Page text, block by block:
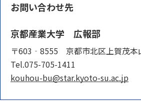
お問い合わせ先
京都産業大学 広報部
〒603‐8555 京都市北区上賀茂本
Tel.075-705-1411
kouhou-bu@star.kyoto-su.ac.jp